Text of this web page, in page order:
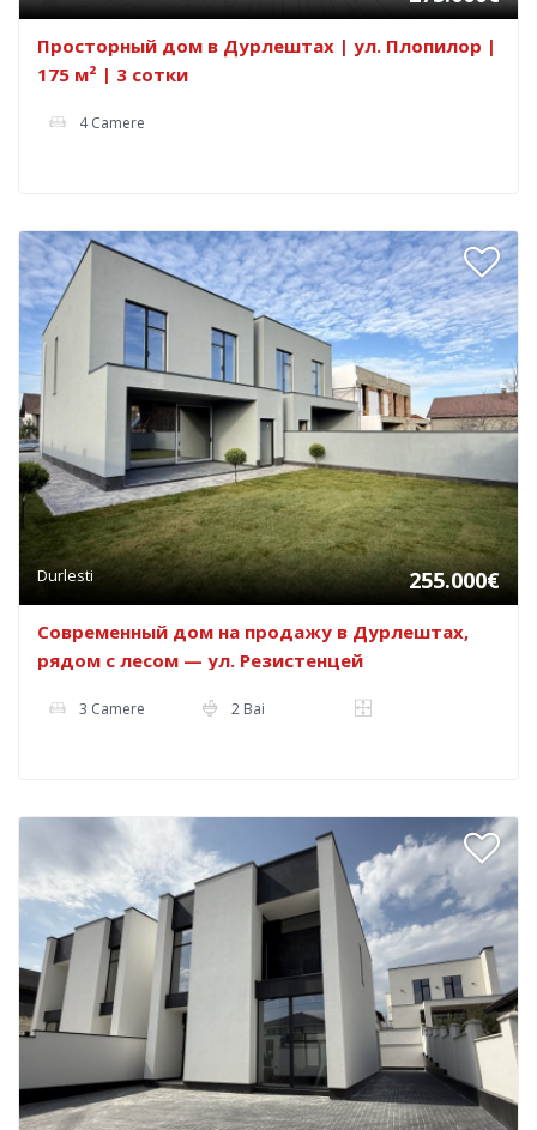
Просторный дом в Дурлештах | ул. Плопилор |
175 м² | 3 сотки
4 Camere
Durlesti 255.000€
Современный дом на продажу в Дурлештах,
рядом с лесом — ул. Резистенцей
3 Camere 2 Bai